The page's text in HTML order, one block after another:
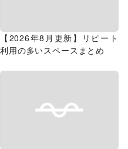
【2026年8月更新】リピート
利用の多いスペースまとめ